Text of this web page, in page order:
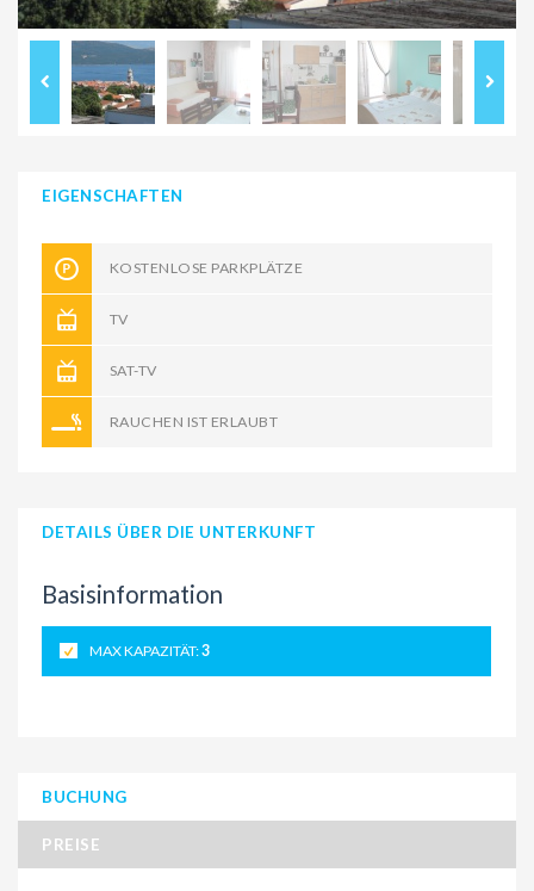
EIGENSCHAFTEN
KOSTENLOSE PARKPLÄTZE
TV
SAT-TV
RAUCHEN IST ERLAUBT
DETAILS ÜBER DIE UNTERKUNFT
Basisinformation
MAX KAPAZITÄT:3
BUCHUNG
PREISE